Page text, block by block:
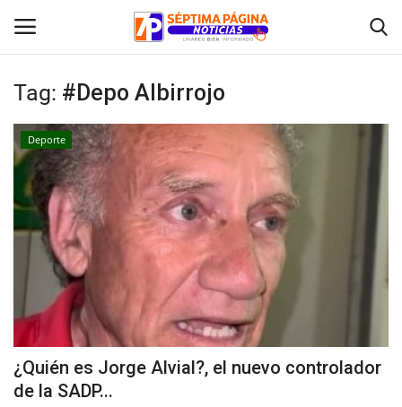
Inicio
Crónica
Policial
Tribunales
Deporte
Política
Espectáculos
Tag: #Depo Albirrojo
Deporte
¿Quién es Jorge Alvial?, el nuevo controlador
de la SADP...